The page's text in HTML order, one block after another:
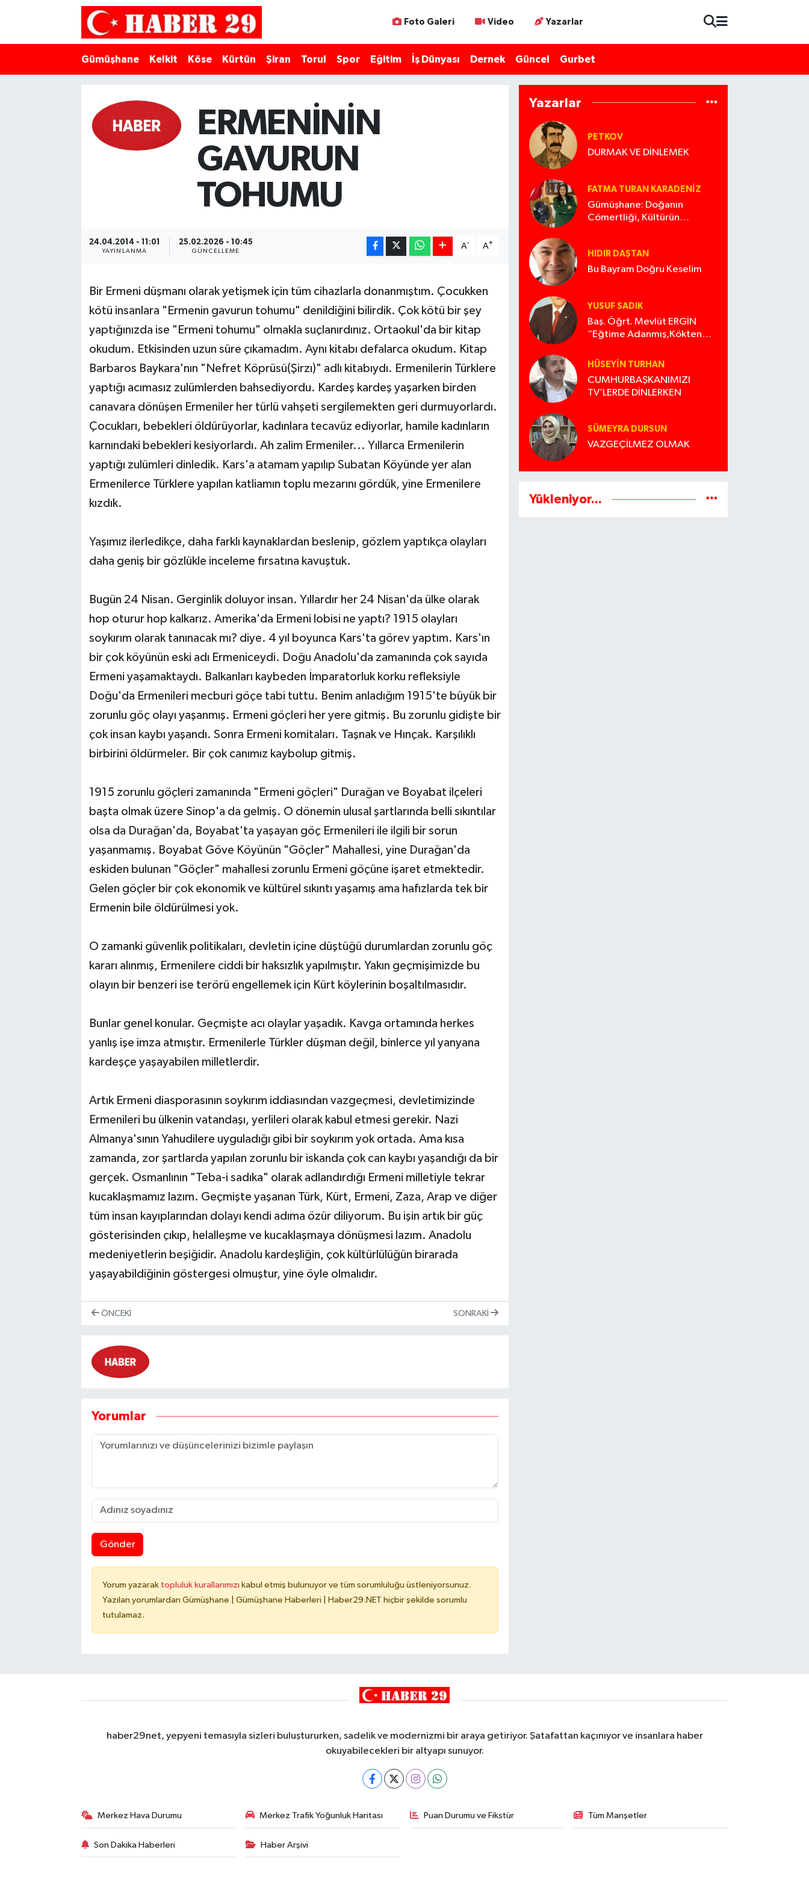
Foto Galeri Video Yazarlar
Gümüşhane Kelkit Köse Kürtün Şiran Torul Spor Eğitim İş Dünyası Dernek Güncel Gurbet
ERMENİNİN
GAVURUN
TOHUMU
24.04.2014 - 11:01
YAYINLANMA
25.02.2026 - 10:45
GÜNCELLEME
A- A+
Bir Ermeni düşmanı olarak yetişmek için tüm cihazlarla donanmıştım. Çocukken
kötü insanlara "Ermenin gavurun tohumu" denildiğini bilirdik. Çok kötü bir şey
yaptığınızda ise "Ermeni tohumu" olmakla suçlanırdınız. Ortaokul'da bir kitap
okudum. Etkisinden uzun süre çıkamadım. Aynı kitabı defalarca okudum. Kitap
Barbaros Baykara'nın "Nefret Köprüsü(Şirzı)" adlı kitabıydı. Ermenilerin Türklere
yaptığı acımasız zulümlerden bahsediyordu. Kardeş kardeş yaşarken birden
canavara dönüşen Ermeniler her türlü vahşeti sergilemekten geri durmuyorlardı.
Çocukları, bebekleri öldürüyorlar, kadınlara tecavüz ediyorlar, hamile kadınların
karnındaki bebekleri kesiyorlardı. Ah zalim Ermeniler... Yıllarca Ermenilerin
yaptığı zulümleri dinledik. Kars'a atamam yapılıp Subatan Köyünde yer alan
Ermenilerce Türklere yapılan katliamın toplu mezarını gördük, yine Ermenilere
kızdık.
Yaşımız ilerledikçe, daha farklı kaynaklardan beslenip, gözlem yaptıkça olayları
daha geniş bir gözlükle inceleme fırsatına kavuştuk.
Bugün 24 Nisan. Gerginlik doluyor insan. Yıllardır her 24 Nisan'da ülke olarak
hop oturur hop kalkarız. Amerika'da Ermeni lobisi ne yaptı? 1915 olayları
soykırım olarak tanınacak mı? diye. 4 yıl boyunca Kars'ta görev yaptım. Kars'ın
bir çok köyünün eski adı Ermeniceydi. Doğu Anadolu'da zamanında çok sayıda
Ermeni yaşamaktaydı. Balkanları kaybeden İmparatorluk korku refleksiyle
Doğu'da Ermenileri mecburi göçe tabi tuttu. Benim anladığım 1915'te büyük bir
zorunlu göç olayı yaşanmış. Ermeni göçleri her yere gitmiş. Bu zorunlu gidişte bir
çok insan kaybı yaşandı. Sonra Ermeni komitaları. Taşnak ve Hınçak. Karşılıklı
birbirini öldürmeler. Bir çok canımız kaybolup gitmiş.
1915 zorunlu göçleri zamanında "Ermeni göçleri" Durağan ve Boyabat ilçeleri
başta olmak üzere Sinop'a da gelmiş. O dönemin ulusal şartlarında belli sıkıntılar
olsa da Durağan'da, Boyabat'ta yaşayan göç Ermenileri ile ilgili bir sorun
yaşanmamış. Boyabat Göve Köyünün "Göçler" Mahallesi, yine Durağan'da
eskiden bulunan "Göçler" mahallesi zorunlu Ermeni göçüne işaret etmektedir.
Gelen göçler bir çok ekonomik ve kültürel sıkıntı yaşamış ama hafızlarda tek bir
Ermenin bile öldürülmesi yok.
O zamanki güvenlik politikaları, devletin içine düştüğü durumlardan zorunlu göç
kararı alınmış, Ermenilere ciddi bir haksızlık yapılmıştır. Yakın geçmişimizde bu
olayın bir benzeri ise terörü engellemek için Kürt köylerinin boşaltılmasıdır.
Bunlar genel konular. Geçmişte acı olaylar yaşadık. Kavga ortamında herkes
yanlış işe imza atmıştır. Ermenilerle Türkler düşman değil, binlerce yıl yanyana
kardeşçe yaşayabilen milletlerdir.
Artık Ermeni diasporasının soykırım iddiasından vazgeçmesi, devletimizinde
Ermenileri bu ülkenin vatandaşı, yerlileri olarak kabul etmesi gerekir. Nazi
Almanya'sının Yahudilere uyguladığı gibi bir soykırım yok ortada. Ama kısa
zamanda, zor şartlarda yapılan zorunlu bir iskanda çok can kaybı yaşandığı da bir
gerçek. Osmanlının "Teba-i sadıka" olarak adlandırdığı Ermeni milletiyle tekrar
kucaklaşmamız lazım. Geçmişte yaşanan Türk, Kürt, Ermeni, Zaza, Arap ve diğer
tüm insan kayıplarından dolayı kendi adıma özür diliyorum. Bu işin artık bir güç
gösterisinden çıkıp, helalleşme ve kucaklaşmaya dönüşmesi lazım. Anadolu
medeniyetlerin beşiğidir. Anadolu kardeşliğin, çok kültürlülüğün birarada
yaşayabildiğinin göstergesi olmuştur, yine öyle olmalıdır.
ÖNCEKI SONRAKI
Yorumlar
Gönder
Yorum yazarak topluluk kurallarımızı kabul etmiş bulunuyor ve tüm sorumluluğu üstleniyorsunuz.
Yazılan yorumlardan Gümüşhane | Gümüşhane Haberleri | Haber29.NET hiçbir şekilde sorumlu
tutulamaz.
Yazarlar
PETKOV
DURMAK VE DİNLEMEK
FATMA TURAN KARADENIZ
Gümüşhane: Doğanın
Cömertliği, Kültürün
HIDIR DAŞTAN
Bu Bayram Doğru Keselim
YUSUF SADIK
Baş. Öğrt. Mevlüt ERGİN
“Eğtime Adanmış,Kökten
HÜSEYIN TURHAN
CUMHURBAŞKANIMIZI
TV’LERDE DİNLERKEN
SÜMEYRA DURSUN
VAZGEÇİLMEZ OLMAK
Yükleniyor...
haber29net, yepyeni temasıyla sizleri buluştururken, sadelik ve modernizmi bir araya getiriyor. Şatafattan kaçınıyor ve insanlara haber
okuyabilecekleri bir altyapı sunuyor.
Merkez Hava Durumu Merkez Trafik Yoğunluk Haritası Puan Durumu ve Fikstür Tüm Manşetler
Son Dakika Haberleri Haber Arşivi
Merkez Hava Durumu
Merkez Trafik Yoğunluk Haritası
Süper Lig Puan Durumu ve Fikstür
Tüm Manşetler